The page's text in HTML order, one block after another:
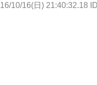
10/16(日) 21:40:32.18